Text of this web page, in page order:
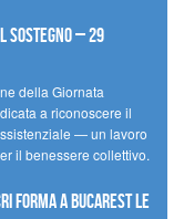
sostegno – 29
della Giornata
a riconoscere il
— un lavoro
il benessere collettivo.
forma a Bucarest le